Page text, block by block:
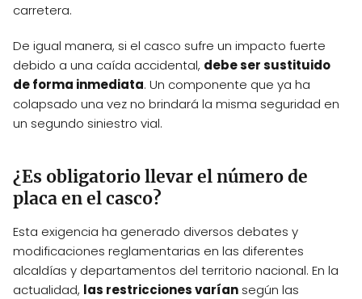
carretera.
De igual manera, si el casco sufre un impacto fuerte
debido a una caída accidental, debe ser sustituido
de forma inmediata. Un componente que ya ha
colapsado una vez no brindará la misma seguridad en
un segundo siniestro vial.
¿Es obligatorio llevar el número de
placa en el casco?
Esta exigencia ha generado diversos debates y
modificaciones reglamentarias en las diferentes
alcaldías y departamentos del territorio nacional. En la
actualidad, las restricciones varían según las